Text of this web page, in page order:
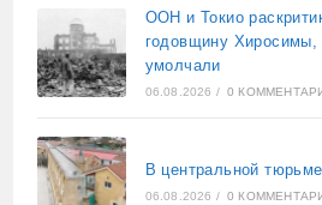
ООН и Токио
годовщину
умолчали
06.08.2026 / 0
В центральной
06.08.2026 / 0